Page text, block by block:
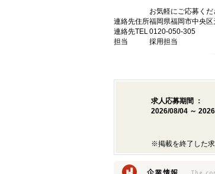
お気軽にご応募くだ
連絡先住所福岡県福岡市中央
連絡先TEL0120-050-305
担当
採用担当
求人応募期間 ：
2026/08/04 ～
※掲載を終了した求